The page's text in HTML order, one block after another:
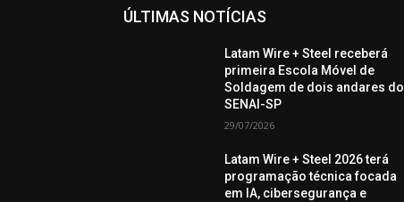
ÚLTIMAS NOTÍCIAS
Latam Wire + Steel receberá
primeira Escola Móvel de
Soldagem de dois andares do
SENAI-SP
29/07/2026
Latam Wire + Steel 2026 terá
programação técnica focada
em IA, cibersegurança e